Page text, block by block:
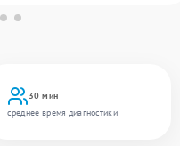
30 мин
среднее время диагностики